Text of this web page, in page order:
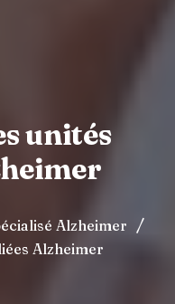
unités
Alzheimer /
Alzheimer